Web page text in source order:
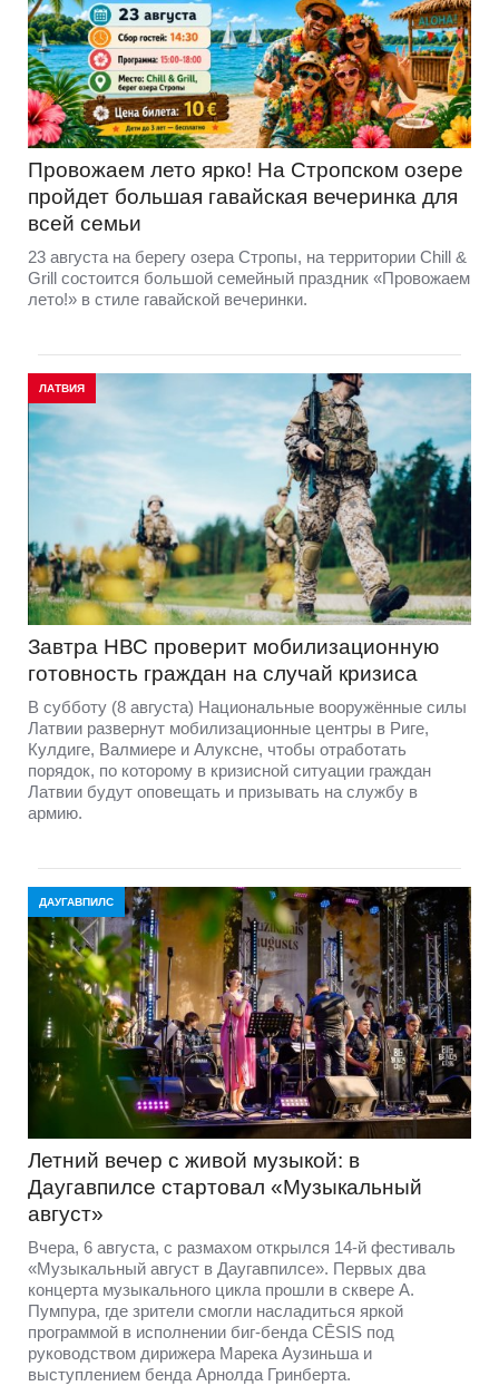
Провожаем лето ярко! На Стропском озере
пройдет большая гавайская вечеринка для
всей семьи
23 августа на берегу озера Стропы, на территории Chill &
Grill состоится большой семейный праздник «Провожаем
лето!» в стиле гавайской вечеринки.
ЛАТВИЯ
Завтра НВС проверит мобилизационную
готовность граждан на случай кризиса
В субботу (8 августа) Национальные вооружённые силы
Латвии развернут мобилизационные центры в Риге,
Кулдиге, Валмиере и Алуксне, чтобы отработать
порядок, по которому в кризисной ситуации граждан
Латвии будут оповещать и призывать на службу в
армию.
ДАУГАВПИЛС
Летний вечер с живой музыкой: в
Даугавпилсе стартовал «Музыкальный
август»
Вчера, 6 августа, с размахом открылся 14-й фестиваль
«Музыкальный август в Даугавпилсе». Первых два
концерта музыкального цикла прошли в сквере А.
Пумпура, где зрители смогли насладиться яркой
программой в исполнении биг-бенда CĒSIS под
руководством дирижера Марека Аузиньша и
выступлением бенда Арнолда Гринберта.